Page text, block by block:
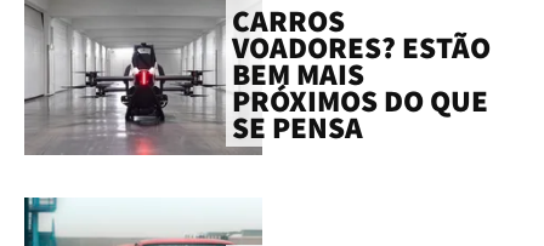
CARROS
VOADORES? ESTÃO
BEM MAIS
PRÓXIMOS DO QUE
SE PENSA